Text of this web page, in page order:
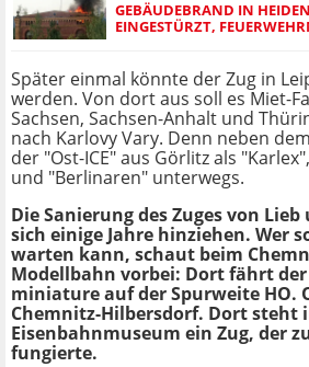
GEBÄUDEBRAND IN
EINGESTÜRZT,
Später einmal könnte der Zug in
werden. Von dort aus soll es Miet-
Sachsen, Sachsen-Anhalt und
nach Karlovy Vary. Denn neben
der "Ost-ICE" aus Görlitz als
und "Berlinaren" unterwegs.
Die Sanierung des Zuges von
sich einige Jahre hinziehen. Wer
warten kann, schaut beim
Modellbahn vorbei: Dort fährt der
miniature auf der Spurweite HO.
Chemnitz-Hilbersdorf. Dort steht
Eisenbahnmuseum ein Zug, der
fungierte.